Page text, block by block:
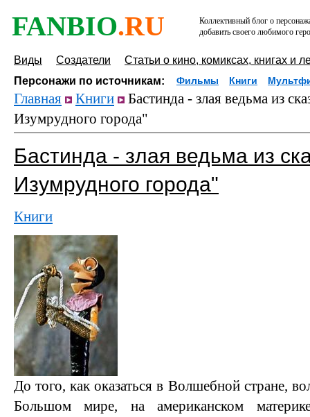
FANBIO.RU
Коллективный блог о
добавить своего любимого
Виды Создатели
Статьи о кино, комиксах, книгах и
Персонажи по источникам:
Фильмы Книги
Главная Книги
Бастинда - злая ведьма из
Изумрудного города"
Бастинда - злая ведьма из
Изумрудного города"
Книги
До того, как оказаться в Волшебной стране,
Большом мире, на американском